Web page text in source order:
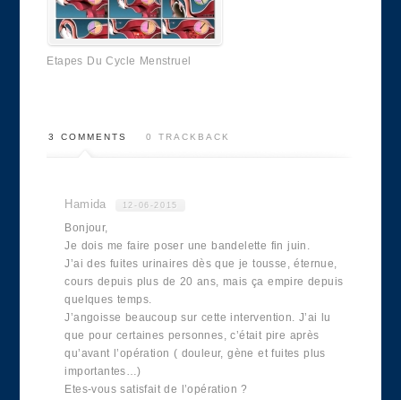
Etapes Du Cycle Menstruel
3 COMMENTS 0 TRACKBACK
Hamida 12-06-2015
Bonjour,
Je dois me faire poser une bandelette fin juin.
J’ai des fuites urinaires dès que je tousse, éternue,
cours depuis plus de 20 ans, mais ça empire depuis
quelques temps.
J’angoisse beaucoup sur cette intervention. J’ai lu
que pour certaines personnes, c’était pire après
qu’avant l’opération ( douleur, gène et fuites plus
importantes…)
Etes-vous satisfait de l’opération ?